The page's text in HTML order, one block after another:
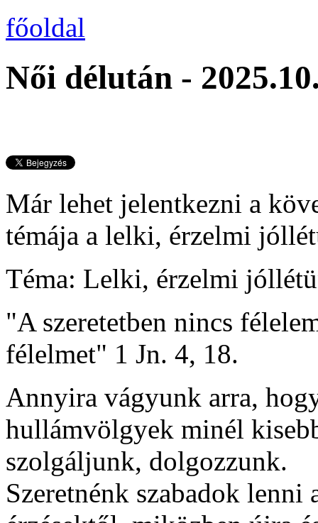
főoldal
Női délután -
Már lehet jelentkezni a
témája a lelki, érzelmi
Téma: Lelki, érzelmi
"A szeretetben nincs
félelmet" 1 Jn. 4, 18.
Annyira vágyunk arra,
hullámvölgyek minél
szolgáljunk, dolgozzunk.
Szeretnénk szabadok